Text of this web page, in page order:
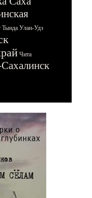
Тында Улан-Удэ
Чита